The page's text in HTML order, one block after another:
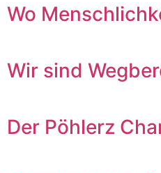
Wo
Wir sind
Der Pöhlerz